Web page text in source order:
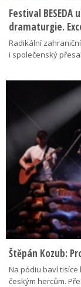
Festival
dramaturgie.
Radikální
i společenský
Štěpán Kozub:
Na pódiu baví
českým hercům.